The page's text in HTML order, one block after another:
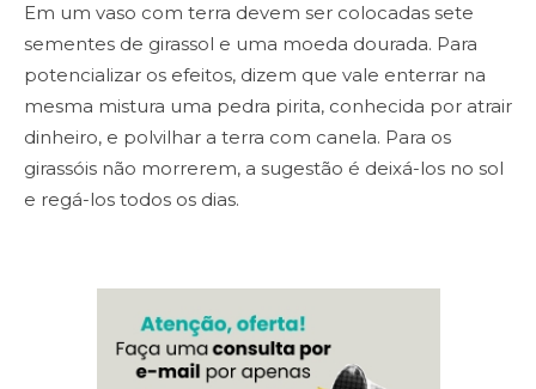
Em um vaso com terra devem ser colocadas sete
sementes de girassol e uma moeda dourada. Para
potencializar os efeitos, dizem que vale enterrar na
mesma mistura uma pedra pirita, conhecida por atrair
dinheiro, e polvilhar a terra com canela. Para os
girassóis não morrerem, a sugestão é deixá-los no sol
e regá-los todos os dias.